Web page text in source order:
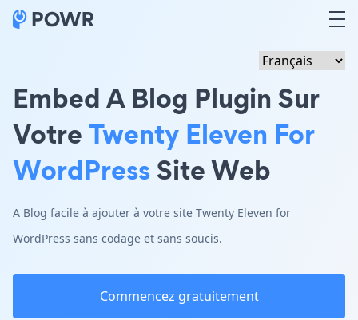
Embed A Blog Plugin Sur
VotreTwenty Eleven For
WordPressSite Web
A Blog facile à ajouter à votre site Twenty Eleven for
WordPress sans codage et sans soucis.
Commencez gratuitement